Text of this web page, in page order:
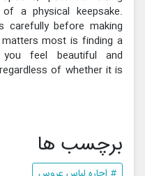
a physical keepsake.
carefully before making
most is finding a
feel beautiful and
of whether it is
برچسب ها